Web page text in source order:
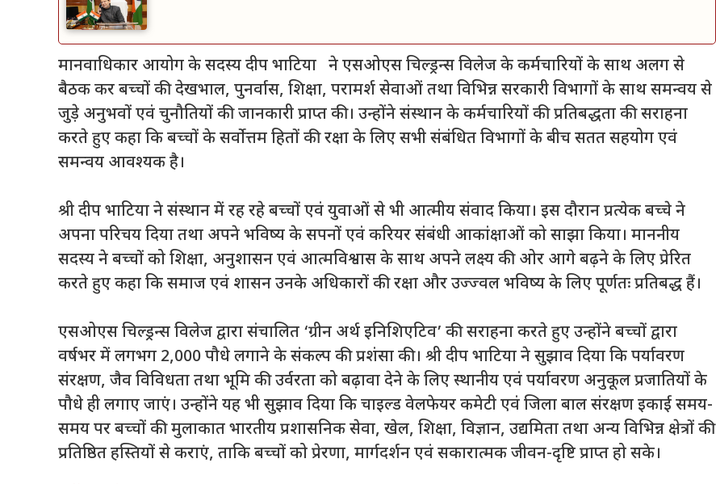
मानवाधिकार आयोग के सदस्य दीप भाटिया ने एसओएस चिल्ड्रन्स विलेज के कर्मचारियों के साथ अलग से
बैठक कर बच्चों की देखभाल, पुनर्वास, शिक्षा, परामर्श सेवाओं तथा विभिन्न सरकारी विभागों के साथ समन्वय से
जुड़े अनुभवों एवं चुनौतियों की जानकारी प्राप्त की। उन्होंने संस्थान के कर्मचारियों की प्रतिबद्धता की सराहना
करते हुए कहा कि बच्चों के सर्वोत्तम हितों की रक्षा के लिए सभी संबंधित विभागों के बीच सतत सहयोग एवं
समन्वय आवश्यक है।
श्री दीप भाटिया ने संस्थान में रह रहे बच्चों एवं युवाओं से भी आत्मीय संवाद किया। इस दौरान प्रत्येक बच्चे ने
अपना परिचय दिया तथा अपने भविष्य के सपनों एवं करियर संबंधी आकांक्षाओं को साझा किया। माननीय
सदस्य ने बच्चों को शिक्षा, अनुशासन एवं आत्मविश्वास के साथ अपने लक्ष्य की ओर आगे बढ़ने के लिए प्रेरित
करते हुए कहा कि समाज एवं शासन उनके अधिकारों की रक्षा और उज्ज्वल भविष्य के लिए पूर्णतः प्रतिबद्ध हैं।
एसओएस चिल्ड्रन्स विलेज द्वारा संचालित ‘ग्रीन अर्थ इनिशिएटिव’ की सराहना करते हुए उन्होंने बच्चों द्वारा
वर्षभर में लगभग 2,000 पौधे लगाने के संकल्प की प्रशंसा की। श्री दीप भाटिया ने सुझाव दिया कि पर्यावरण
संरक्षण, जैव विविधता तथा भूमि की उर्वरता को बढ़ावा देने के लिए स्थानीय एवं पर्यावरण अनुकूल प्रजातियों के
पौधे ही लगाए जाएं। उन्होंने यह भी सुझाव दिया कि चाइल्ड वेलफेयर कमेटी एवं जिला बाल संरक्षण इकाई समय-
समय पर बच्चों की मुलाकात भारतीय प्रशासनिक सेवा, खेल, शिक्षा, विज्ञान, उद्यमिता तथा अन्य विभिन्न क्षेत्रों की
प्रतिष्ठित हस्तियों से कराएं, ताकि बच्चों को प्रेरणा, मार्गदर्शन एवं सकारात्मक जीवन-दृष्टि प्राप्त हो सके।